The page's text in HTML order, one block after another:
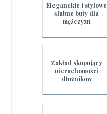
Eleganckie i stylowe
ślubne buty dla
mężczyzn
Zakład skupujący
nieruchomości
dłużników